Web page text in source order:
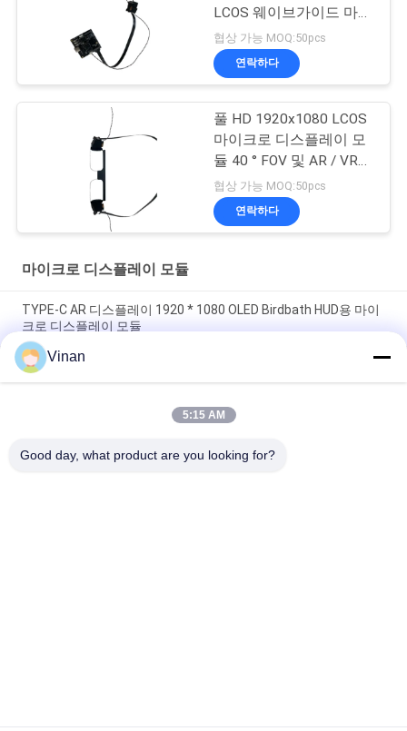
LCOS 웨이브가이드 마이
크로 디스플레이 모듈
협상 가능 MOQ:50pcs
연락하다
풀 HD 1920x1080 LCOS
마이크로 디스플레이 모
듈 40 ° FOV 및 AR / VR
응용 프로그램을위한
200: 1 고 콘트라스트
협상 가능 MOQ:50pcs
연락하다
마이크로 디스플레이 모듈
TYPE-C AR 디스플레이 1920 * 1080 OLED Birdbath HUD용 마이
크로 디스플레이 모듈
가득 차있는 HD Sony 0.7 인치 단안 스크린 AR 헬멧을 위한 가동
가능한 OLED 마이크로 전시 단위
드라이브 플레이트 마이크로 디스플레이 모듈, 소형 0 . 7인치
Vinan
5:15 AM
Good day, what product are you looking for?